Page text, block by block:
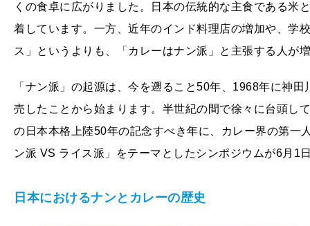
くの食卓に広がりました。日本の伝統的な主食である米
着しています。一方、近年のインド料理店の増加や、学
ス」というよりも、「カレーはナン派」と主張する人が
「ナン派」の起源は、今を遡ること50年、1968年に神
売したことから始まります。半世紀の間で徐々に台頭し
の日本本格上陸50年の記念すべき年に、カレー界の第一
ン派 VS ライス派」をテーマとしたシンポジウムが6月1
日本におけるナンとカレーの歴史